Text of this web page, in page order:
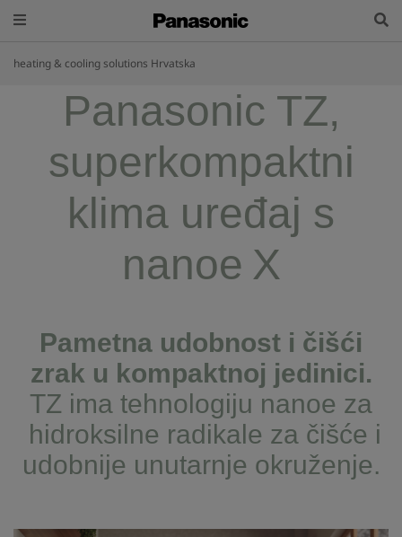
heating & cooling solutions Hrvatska
Panasonic TZ,
superkompaktni
klima uređaj s
nanoe X
Pametna udobnost i čišći
zrak u kompaktnoj jedinici.
TZ ima tehnologiju nanoe za
hidroksilne radikale za čišće i
udobnije unutarnje okruženje.